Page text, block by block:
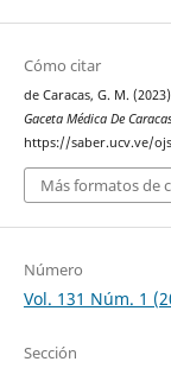
Cómo citar
de Caracas, G. M.
Gaceta Médica De
https://saber.ucv.ve/
Más formatos de
Número
Vol. 131 Núm. 1
Sección